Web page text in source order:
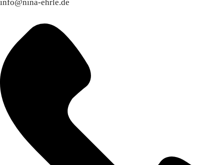
info@nina-ehrle.de